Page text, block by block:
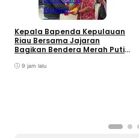
Peristiwa
Kepala Bapenda Kepulauan
Riau Bersama Jajaran
Bagikan Bendera Merah Putih
Bermotor di Kantor Samsat
9 jam lalu